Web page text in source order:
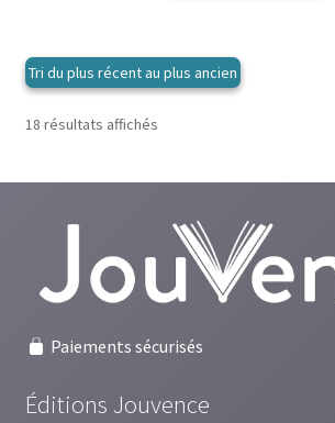
18 résultats affichésTrié
plus
ancien
Paiements sécurisés
Éditions Jouvence